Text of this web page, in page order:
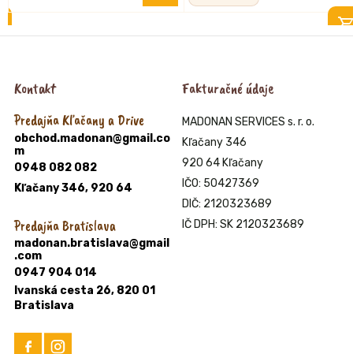
krém
Kontakt
Predajňa Kľačany a Drive
obchod.madonan@gmail.co
m
0948 082 082
Kľačany 346, 920 64
Predajňa Bratislava
madonan.bratislava@gmail
.com
0947 904 014
Ivanská cesta 26, 820 01
Bratislava
Fakturačné údaje
MADONAN SERVICES s. r. o.
Kľačany 346
920 64 Kľačany
IČO: 50427369
DIČ: 2120323689
IČ DPH: SK 2120323689